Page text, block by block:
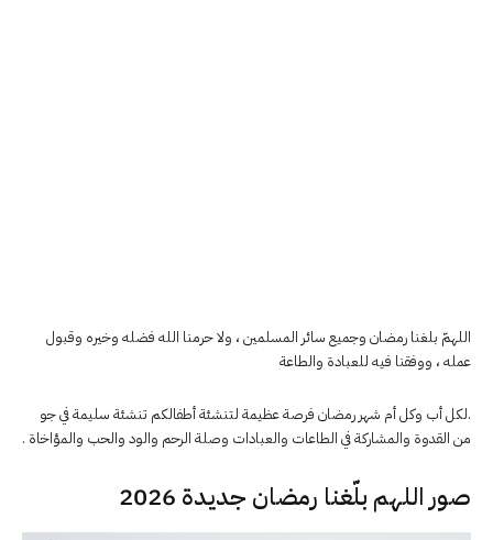
اللهمّ بلغنا رمضان وجميع سائر المسلمين ، ولا حرمنا الله فضله وخيره وقبول
عمله ، ووفقنا فيه للعبادة والطاعة
.لكل أب وكل أم شهر رمضان فرصة عظيمة لتنشئة أطفالكم تنشئة سليمة في جو
من القدوة والمشاركة في الطاعات والعبادات وصلة الرحم والود والحب والمؤاخاة .
صور اللهم بلّغنا رمضان جديدة 2026